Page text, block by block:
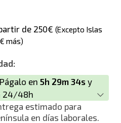
de 250€ (Excepto Islas
más)
Págalo en 5h 29m 34s y
24/48h
estimado para
en días laborales.